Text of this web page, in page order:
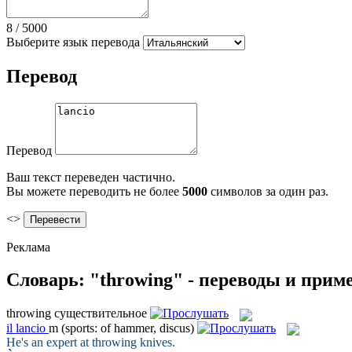
8 / 5000
Выберите язык перевода
Перевод
Перевод
Ваш текст переведен частично.
Вы можете переводить не более 5000 символов за один раз.
<>
Реклама
Словарь: "throwing" - переводы и
throwing существительное
il lancio m (sports: of hammer, discus)
He's an expert at throwing knives.